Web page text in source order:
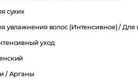
сухих
увлажнения волос (Интенсивное) /Для
уход
/ Арганы